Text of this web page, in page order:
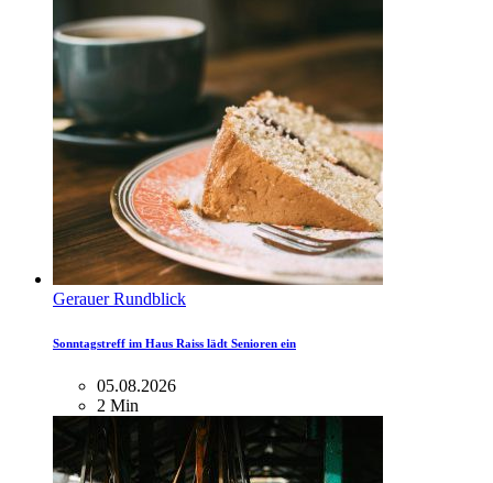
Gerauer Rundblick
Sonntagstreff im Haus Raiss lädt Senioren ein
05.08.2026
2 Min